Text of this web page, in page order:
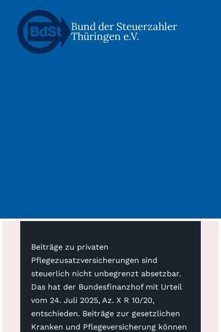
Bund der Steuerzahler
Thüringen e.V.
Beiträge zu privaten
Pflegezusatzversicherungen sind
steuerlich nicht unbegrenzt absetzbar.
Das hat der Bundesfinanzhof mit Urteil
vom 24. Juli 2025, Az. X R 10/20,
entschieden. Beiträge zur gesetzlichen
Kranken und Pflegeversicherung können